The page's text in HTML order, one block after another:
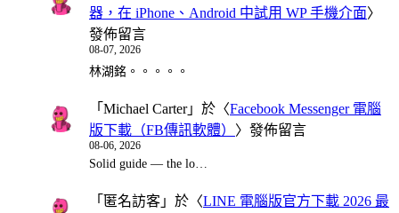
器，在 iPhone、Android 中試用 WP 手機介面〉
發佈留言
08-07, 2026
林湖銘。。。。。
「 Michael Carter」於〈Facebook Messenger 電腦
版下載（FB傳訊軟體） 〉發佈留言
08-06, 2026
Solid guide — the lo…
「 匿名訪客 」於〈LINE 電腦版官方下載 2026 最